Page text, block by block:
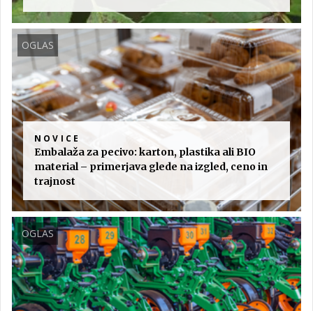
OGLAS
NOVICE
Embalaža za pecivo: karton, plastika ali BIO
material – primerjava glede na izgled, ceno in
trajnost
OGLAS